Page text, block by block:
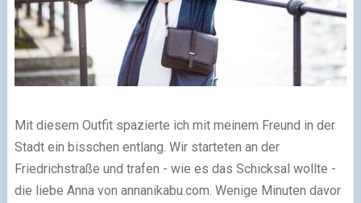
Mit diesem Outfit spazierte ich mit meinem Freund in der
Stadt ein bisschen entlang. Wir starteten an der
Friedrichstraße und trafen - wie es das Schicksal wollte -
die liebe Anna von annanikabu.com. Wenige Minuten davor